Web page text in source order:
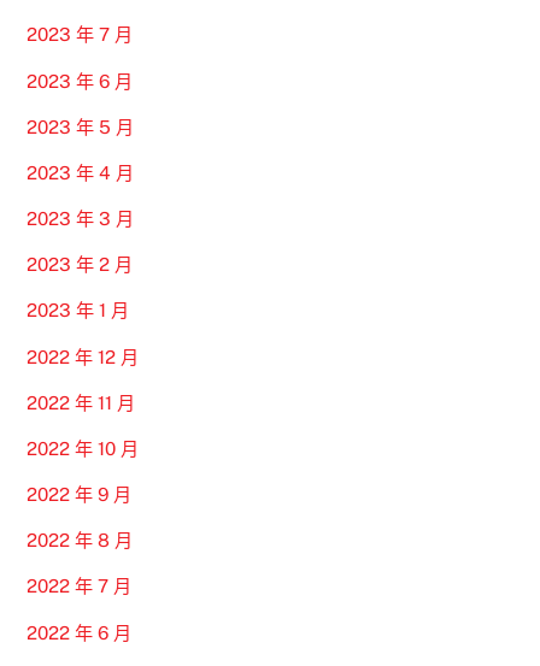
2023 年 7 月
2023 年 6 月
2023 年 5 月
2023 年 4 月
2023 年 3 月
2023 年 2 月
2023 年 1 月
2022 年 12 月
2022 年 11 月
2022 年 10 月
2022 年 9 月
2022 年 8 月
2022 年 7 月
2022 年 6 月